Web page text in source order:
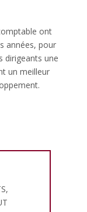
ont
années, pour
dirigeants une
un meilleur